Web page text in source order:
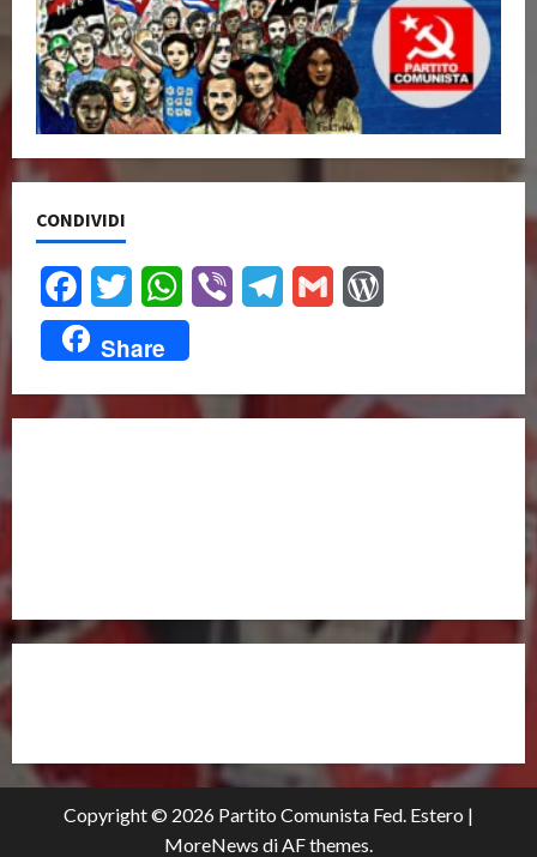
CONDIVIDI
FacebookTwitter WhatsApp
Viber TelegramGmail
Share
Copyright © 2026 Partito Comunista Fed. Estero |
MoreNews di AF themes.